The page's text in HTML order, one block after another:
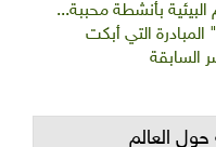
بأنشطة محببة...
التي أبكت
السابقة
حول العالم